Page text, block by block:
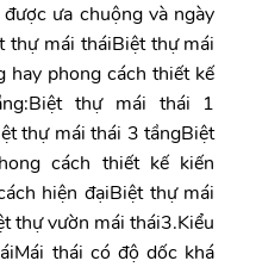
ưa chuộng và ngày
thự mái tháiBiệt thự mái
hay phong cách thiết kế
thự mái thái 1
thự mái thái 3 tầngBiệt
cách thiết kế kiến
hiện đạiBiệt thự mái
thự vườn mái thái3.Kiểu
thái có độ dốc khá